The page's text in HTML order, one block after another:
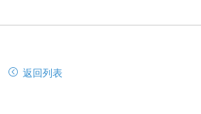
返回列表